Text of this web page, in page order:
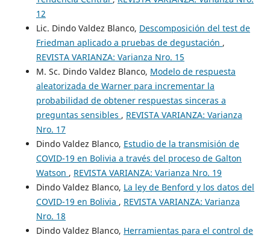
12
Lic. Dindo Valdez Blanco, Descomposición del test de
Friedman aplicado a pruebas de degustación ,
REVISTA VARIANZA: Varianza Nro. 15
M. Sc. Dindo Valdez Blanco, Modelo de respuesta
aleatorizada de Warner para incrementar la
probabilidad de obtener respuestas sinceras a
preguntas sensibles , REVISTA VARIANZA: Varianza
Nro. 17
Dindo Valdez Blanco, Estudio de la transmisión de
COVID-19 en Bolivia a través del proceso de Galton
Watson , REVISTA VARIANZA: Varianza Nro. 19
Dindo Valdez Blanco, La ley de Benford y los datos del
COVID-19 en Bolivia , REVISTA VARIANZA: Varianza
Nro. 18
Dindo Valdez Blanco, Herramientas para el control de